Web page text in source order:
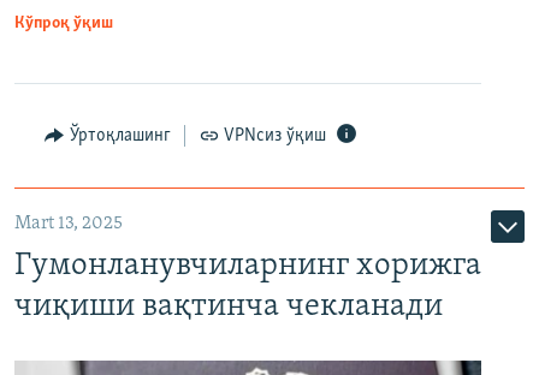
Кўпроқ ўқиш
Ўртоқлашинг VPNсиз ўқиш
Mart 13, 2025
Гумонланувчиларнинг хорижга
чиқиши вақтинча чекланади